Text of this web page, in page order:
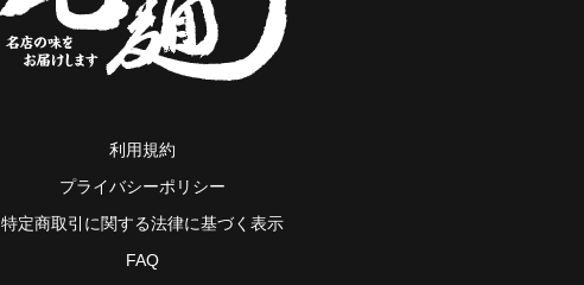
利用規約
プライバシーポリシー
特定商取引に関する法律に基づく表示
FAQ